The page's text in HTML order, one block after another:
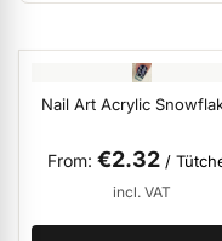
Christmas Time
Gel anzeigen
Nail Art Acrylic
From €2.32 /
incl. VAT